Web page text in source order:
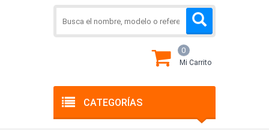
CATEGORÍAS
0
Mi Carrito